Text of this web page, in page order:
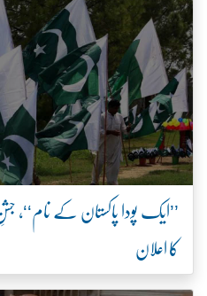
’’ایک پودا پاکستان کے نام‘‘،
کا اعلان